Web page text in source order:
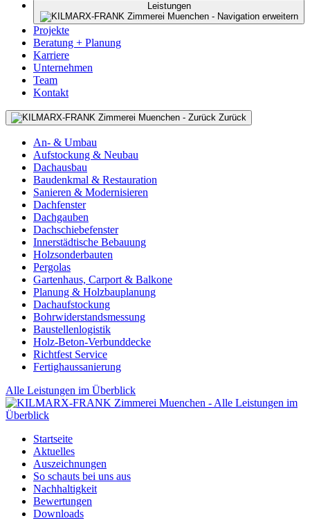
Leistungen
Projekte
Beratung + Planung
Karriere
Unternehmen
Team
Kontakt
Zurück
An- & Umbau
Aufstockung & Neubau
Dachausbau
Baudenkmal & Restauration
Sanieren & Modernisieren
Dachfenster
Dachgauben
Dachschiebefenster
Innerstädtische Bebauung
Holzsonderbauten
Pergolas
Gartenhaus, Carport & Balkone
Planung & Holzbauplanung
Dachaufstockung
Bohrwiderstandsmessung
Baustellenlogistik
Holz-Beton-Verbunddecke
Richtfest Service
Fertighaussanierung
Alle Leistungen im Überblick
Startseite
Aktuelles
Auszeichnungen
So schauts bei uns aus
Nachhaltigkeit
Bewertungen
Downloads